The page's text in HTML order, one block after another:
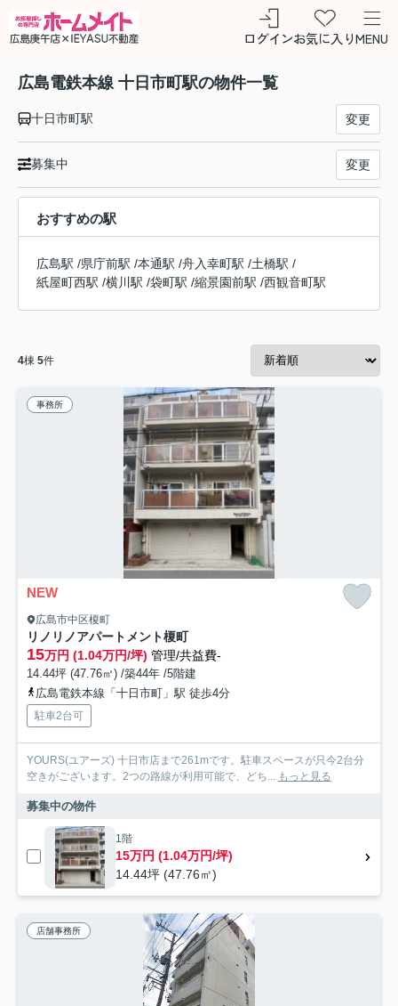
ログインお気に入りMENU
広島電鉄本線 十日市町駅の物件一覧
十日市町駅 変更
募集中 変更
おすすめの駅
広島駅 /県庁前駅 /本通駅 /舟入幸町駅 /土橋駅 /
紙屋町西駅 /横川駅 /袋町駅 /縮景園前駅 /西観音町駅
4棟 5件
事務所
NEW
広島市中区榎町
リノリノアパートメント榎町
15万円 (1.04万円/坪) 管理/共益費-
14.44坪 (47.76㎡) /築44年 /5階建
広島電鉄本線「十日市町」駅 徒歩4分
駐車2台可
YOURS(ユアーズ) 十日市店まで261mです。駐車スペースが只今2台分
空きがございます。2つの路線が利用可能で、どち...
もっと見る
募集中の物件
1階
15万円 (1.04万円/坪)
14.44坪 (47.76㎡)
店舗事務所